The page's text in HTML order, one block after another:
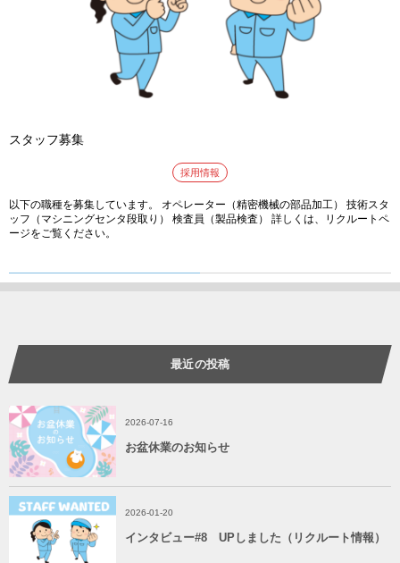
スタッフ募集
採用情報
以下の職種を募集しています。 オペレーター（精密機械の部品加工） 技術スタ
ッフ（マシニングセンタ段取り） 検査員（製品検査） 詳しくは、リクルートペ
ージをご覧ください。
最近の投稿
2026-07-16
お盆休業のお知らせ
2026-01-20
インタビュー#8 UPしました（リクルート情報）